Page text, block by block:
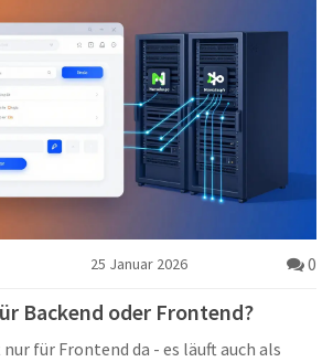
25 Januar 2026 0
Backend oder Frontend?
für Frontend da - es läuft auch als